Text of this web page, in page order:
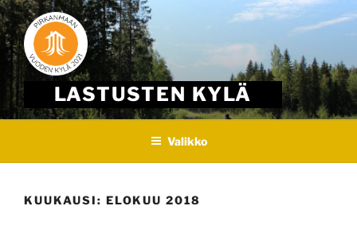
Skip
to
content
LASTUSTEN KYLÄ
Valikko
KUUKAUSI: ELOKUU 2018